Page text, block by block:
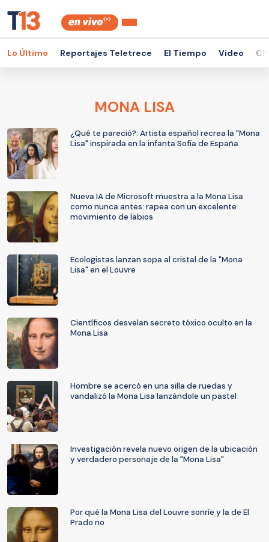
Lo Último Reportajes Teletrece El Tiempo Video
MONA LISA
¿Qué te pareció?: Artista español recrea la "Mona
Lisa" inspirada en la infanta Sofía de España
Nueva IA de Microsoft muestra a la Mona Lisa
como nunca antes: rapea con un excelente
movimiento de labios
Ecologistas lanzan sopa al cristal de la "Mona
Lisa" en el Louvre
Científicos desvelan secreto tóxico oculto en la
Mona Lisa
Hombre se acercó en una silla de ruedas y
vandalizó la Mona Lisa lanzándole un pastel
Investigación revela nuevo origen de la ubicación
y verdadero personaje de la "Mona Lisa"
Por qué la Mona Lisa del Louvre sonríe y la de El
Prado no